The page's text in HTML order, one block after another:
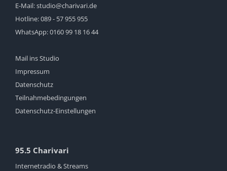
E-Mail:studio@charivari.de
Hotline:089 - 57 955 955
WhatsApp:0160 99 18 16 44
Mail ins Studio
Impressum
Datenschutz
Teilnahmebedingungen
Datenschutz-Einstellungen
95.5 Charivari
Internetradio & Streams